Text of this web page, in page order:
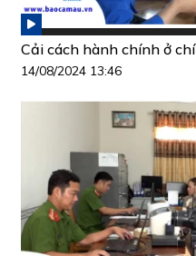
Cải cách hành chính ở
14/08/2024 13:46